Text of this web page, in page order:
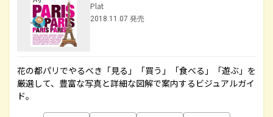
Plat
2018.11.07 発売
花の都パリでやるべき「見る」「買う」「食べる」「遊ぶ」を
厳選して、豊富な写真と詳細な図解で案内するビジュアルガイ
ド。